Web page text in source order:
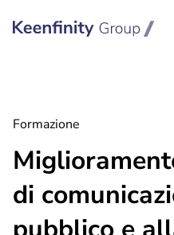
Formazione
di